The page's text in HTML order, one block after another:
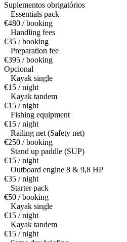
Suplementos obrigatórios
Essentials pack
€480 / booking
Handling fees
€35 / booking
Preparation fee
€395 / booking
Opcional
Kayak single
€15 / night
Kayak tandem
€15 / night
Fishing equipment
€15 / night
Railing net (Safety net)
€250 / booking
Stand up paddle (SUP)
€15 / night
Outboard engine 8 & 9,8 HP
€35 / night
Starter pack
€50 / booking
Kayak single
€15 / night
Kayak tandem
€15 / night